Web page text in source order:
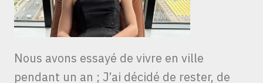
Nous avons essayé de vivre en ville
pendant un an ; J’ai décidé de rester, de